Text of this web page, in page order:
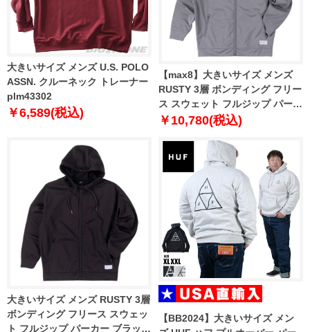
大きいサイズ メンズ U.S. POLO
ASSN. クルーネック トレーナー
plm43302
￥6,589(税込)
【max8】大きいサイズ メンズ
RUSTY 3層 ボンディング フリー
ス スウェット フルジップ パーカ
ー ヘザーグレー 1278-4382-1 3L
￥10,780(税込)
大きいサイズ メンズ RUSTY 3層
ボンディング フリース スウェッ
ト フルジップ パーカー ブラック
【BB2024】大きいサイズ メン